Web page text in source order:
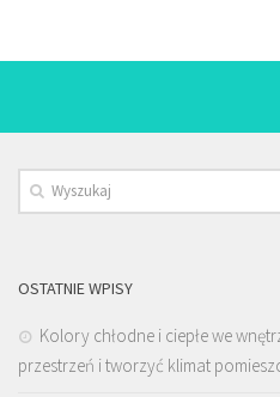
OSTATNIE WPISY
Kolory chłodne i ciepłe we
przestrzeń i tworzyć klimat